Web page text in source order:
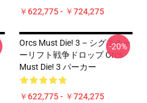
￥622,775 - ￥724,275
Orcs Must Die! 3 – シグネチャ
ーリフト戦争ドロップ Orcs
Must Die! 3 パーカー
￥622,775 - ￥724,275
-20%